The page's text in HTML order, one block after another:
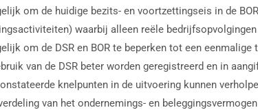
om de huidige bezits- en voortzettingseis in de
waarbij alleen reële
om de DSR en BOR te beperken tot een eenmalige
van de DSR beter worden geregistreerd en in
knelpunten in de uitvoering kunnen
van het ondernemings- en beleggingsvermogen